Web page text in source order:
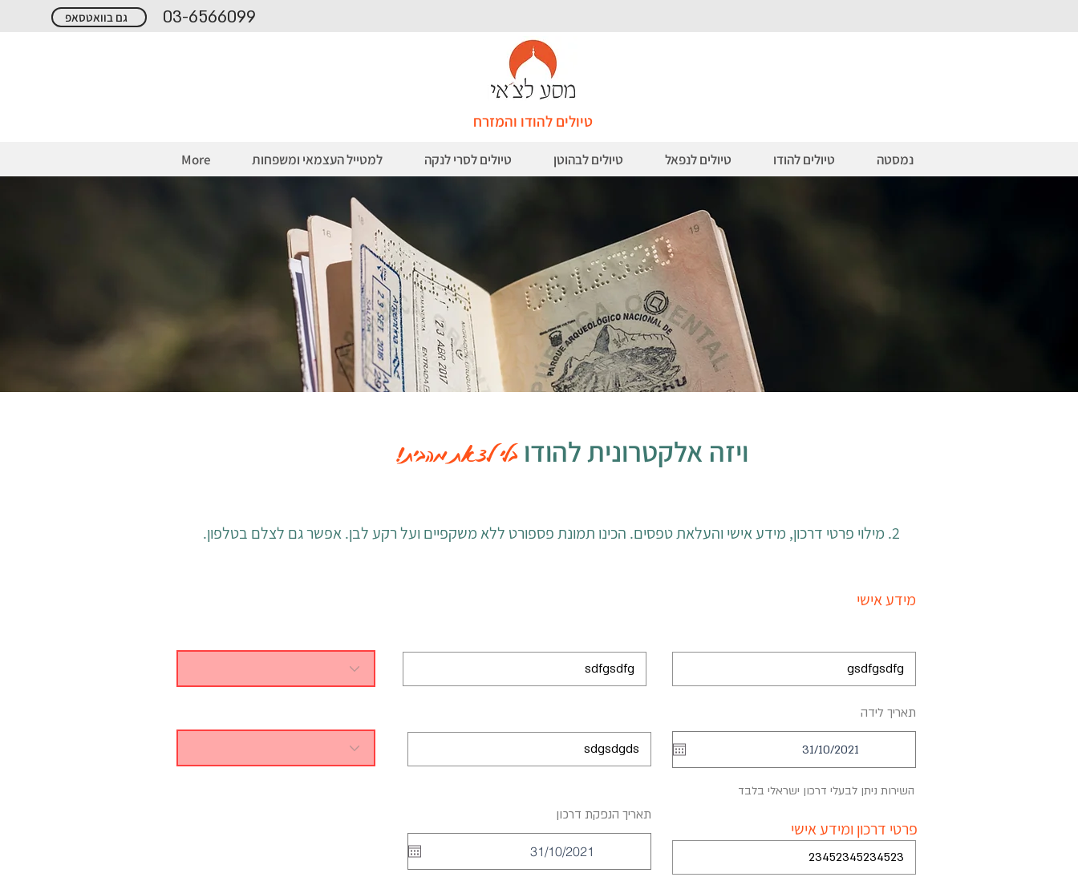
03-6566099
טיולים להודו והמזרח
נמסטה טיולים להודו טיולים לנפאל טיולים לבהוטן טיולים לסרי לנקה למטייל העצמאי ומשפחות More
ויזה אלקטרונית להודו בלי לצאת מהבית!
2. מילוי פרטי דרכון, מידע אישי והעלאת טפסים. הכינו תמונת פספורט ללא משקפיים ועל רקע לבן. אפשר גם לצלם בטלפון.
מידע אישי
תאריך לידה
u
i
e
השירות ניתן לבעלי דרכון ישראלי בלבד
תאריך הנפקת דרכון
u
i
פרטי דרכון ומידע אישי